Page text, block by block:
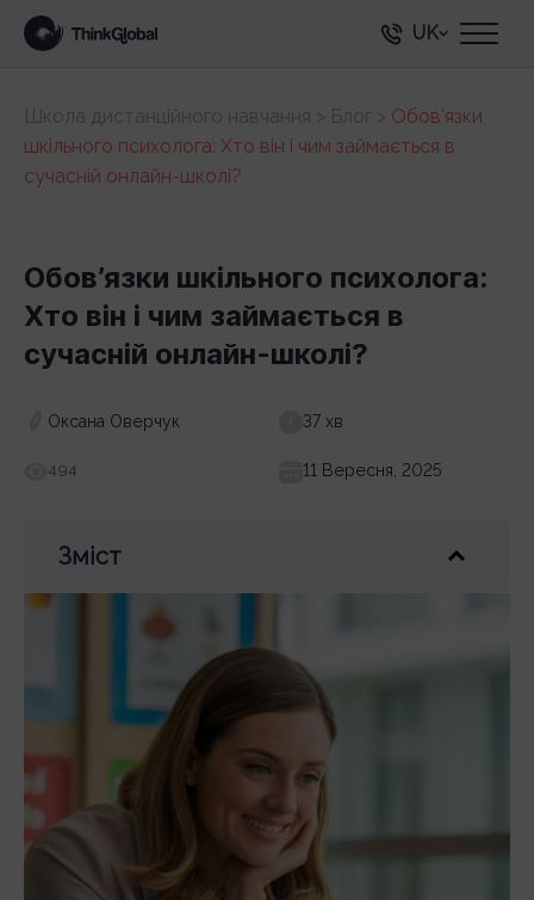
UK
Школа дистанційного навчання > Блог > Обов’язки
шкільного психолога: Хто він і чим займається в
сучасній онлайн-школі?
Обов’язки шкільного психолога:
Хто він і чим займається в
сучасній онлайн-школі?
Оксана Оверчук 37 хв
494 11 Вересня, 2025
Зміст